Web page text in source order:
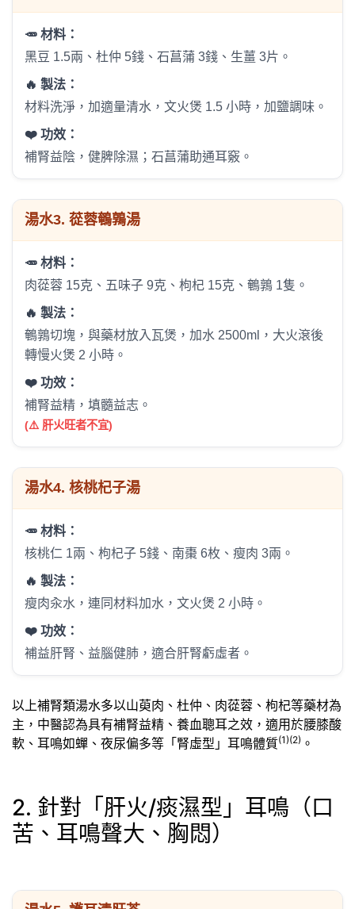
🥕 材料：
黑豆 1.5兩、杜仲 5錢、石菖蒲 3錢、生薑 3片。
🔥 製法：
材料洗淨，加適量清水，文火煲 1.5 小時，加鹽調味。
❤️ 功效：
補腎益陰，健脾除濕；石菖蒲助通耳竅。
湯水3. 蓯蓉鵪鶉湯
🥕 材料：
肉蓯蓉 15克、五味子 9克、枸杞 15克、鵪鶉 1隻。
🔥 製法：
鵪鶉切塊，與藥材放入瓦煲，加水 2500ml，大火滾後
轉慢火煲 2 小時。
❤️ 功效：
補腎益精，填髓益志。
(⚠️ 肝火旺者不宜)
湯水4. 核桃杞子湯
🥕 材料：
核桃仁 1兩、枸杞子 5錢、南棗 6枚、瘦肉 3兩。
🔥 製法：
瘦肉汆水，連同材料加水，文火煲 2 小時。
❤️ 功效：
補益肝腎、益腦健肺，適合肝腎虧虛者。
以上補腎類湯水多以山萸肉、杜仲、肉蓯蓉、枸杞等藥材為
主，中醫認為具有補腎益精、養血聰耳之效，適用於腰膝酸
軟、耳鳴如蟬、夜尿偏多等「腎虛型」耳鳴體質(1)(2) 。
2. 針對「肝火/痰濕型」耳鳴（口
苦、耳鳴聲大、胸悶）